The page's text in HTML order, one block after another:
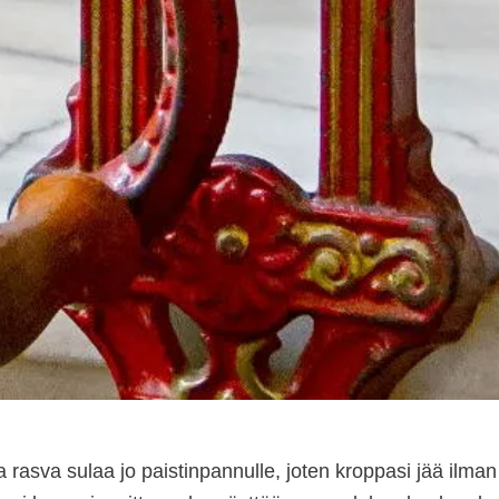
sulaa jo paistinpannulle, joten kroppasi jää